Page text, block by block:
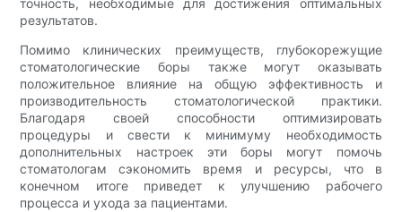
точность, необходимые для достижения оптимальных
результатов.
Помимо клинических преимуществ, глубокорежущие
стоматологические боры также могут оказывать
положительное влияние на общую эффективность и
производительность стоматологической практики.
Благодаря своей способности оптимизировать
процедуры и свести к минимуму необходимость
дополнительных настроек эти боры могут помочь
стоматологам сэкономить время и ресурсы, что в
конечном итоге приведет к улучшению рабочего
процесса и ухода за пациентами.